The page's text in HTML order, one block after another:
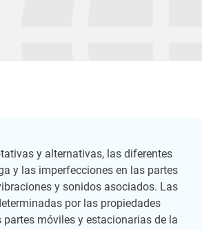
y alternativas, las diferentes
y las imperfecciones en las partes
y sonidos asociados. Las
por las propiedades
partes móviles y estacionarias de la